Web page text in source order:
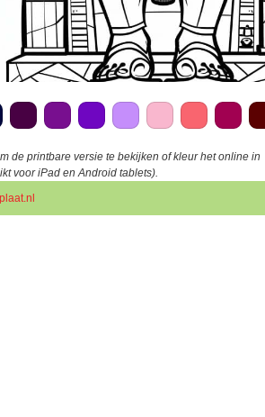
de printbare versie te bekijken of kleur het online in
voor iPad en Android tablets).